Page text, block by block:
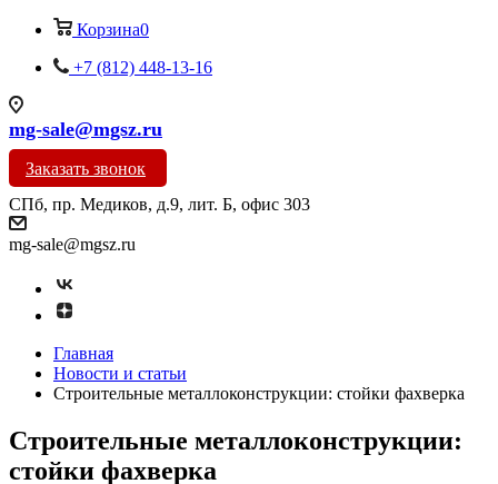
Корзина0
+7 (812) 448-13-16
mg-sale@mgsz.ru
Заказать звонок
СПб, пр. Медиков, д.9, лит. Б, офис 303
mg-sale@mgsz.ru
Главная
Новости и статьи
Строительные металлоконструкции: стойки фахверка
Строительные металлоконструкции:
стойки фахверка